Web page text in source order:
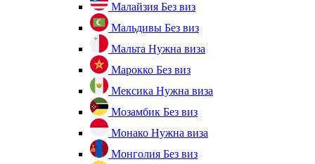
Малайзия Без виз
Мальдивы Без виз
Мальта Нужна виза
Марокко Без виз
Мексика Нужна виза
Мозамбик Без виз
Монако Нужна виза
Монголия Без виз